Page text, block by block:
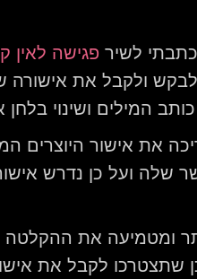
לשיר פגישה לאין
לבקש ולקבל את
המילים ושינוי
את אישור היוצרים
שלה ועל כן נדרש
ומטמיעה את ההקלטה
שתצטרכו לקבל את